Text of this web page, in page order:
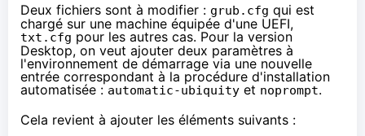
Deux fichiers sont à modifier : grub.cfg qui est
chargé sur une machine équipée d'une UEFI,
txt.cfg pour les autres cas. Pour la version
Desktop, on veut ajouter deux paramètres à
l'environnement de démarrage via une nouvelle
entrée correspondant à la procédure d'installation
automatisée : automatic-ubiquity et noprompt.
Cela revient à ajouter les éléments suivants :